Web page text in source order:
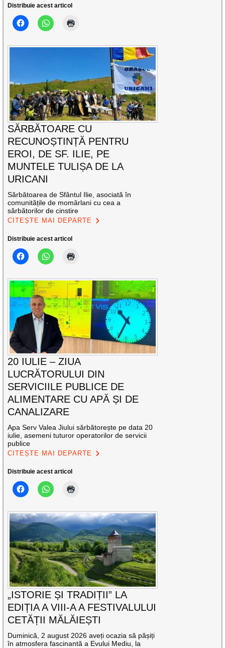
Distribuie acest articol
SĂRBĂTOARE CU
RECUNOȘTINȚĂ PENTRU
EROI, DE SF. ILIE, PE
MUNTELE TULIȘA DE LA
URICANI
Sărbătoarea de Sfântul Ilie, asociată în
comunitățile de momârlani cu cea a
sărbătorilor de cinstire
CITEȘTE MAI DEPARTE
Distribuie acest articol
20 IULIE – ZIUA
LUCRĂTORULUI DIN
SERVICIILE PUBLICE DE
ALIMENTARE CU APĂ ȘI DE
CANALIZARE
Apa Serv Valea Jiului sărbătorește pe data 20
iulie, asemeni tuturor operatorilor de servicii
publice
CITEȘTE MAI DEPARTE
Distribuie acest articol
„ISTORIE ȘI TRADIȚII” LA
EDIȚIA A VIII-A A FESTIVALULUI
CETĂȚII MĂLĂIEȘTI
Duminică, 2 august 2026 aveți ocazia să pășiți
în atmosfera fascinantă a Evului Mediu, la